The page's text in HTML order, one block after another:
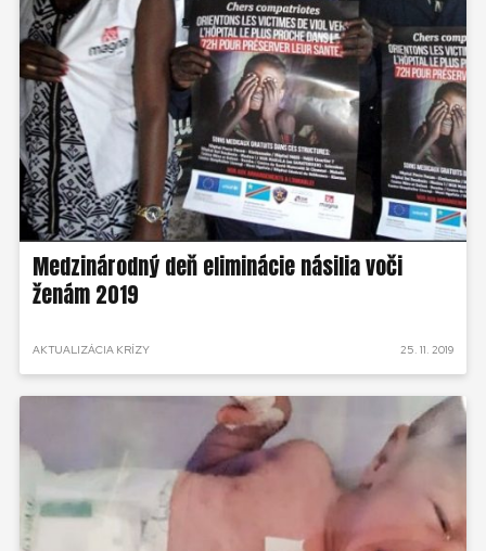
Medzinárodný deň eliminácie násilia voči
ženám 2019
AKTUALIZÁCIA KRÍZY 25. 11. 2019